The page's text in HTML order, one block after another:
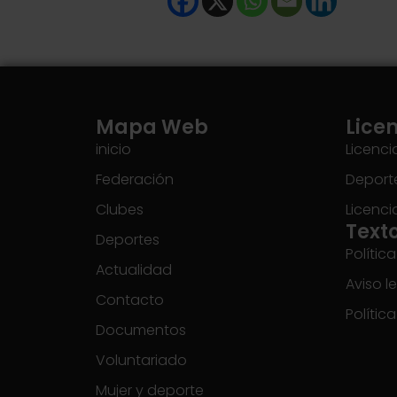
Mapa Web
inicio
Federación
Clubes
Deportes
Actualidad
Contacto
Documentos
Voluntariado
Mujer y deporte
Aviso